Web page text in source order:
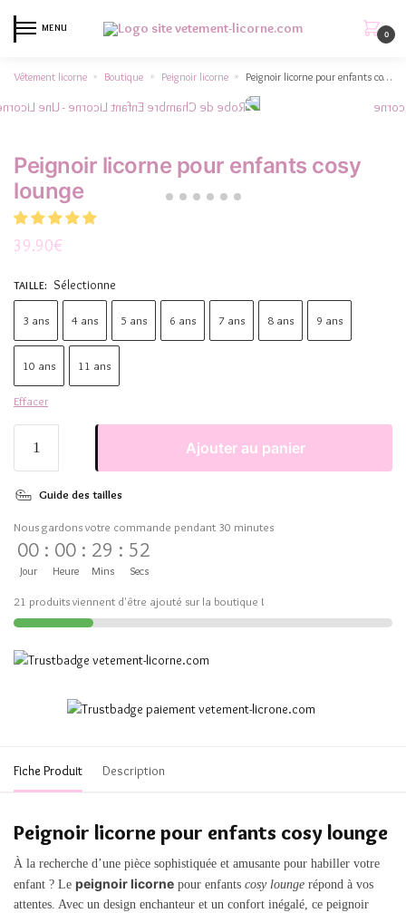
MENU
0
Vêtement licorne » Boutique » Peignoir licorne » Peignoir licorne pour enfants cosy lounge
Peignoir licorne pour enfants cosy
lounge
39.90€
TAILLE: Sélectionne
3 ans 4 ans 5 ans 6 ans 7 ans 8 ans 9 ans
10 ans 11 ans
Effacer
Ajouter au panier
Guide des tailles
Nous gardons votre commande pendant 30 minutes
00
Jour
: 00
Heure
: 29
Mins
: 51
Secs
21 produits viennent d'être ajouté sur la boutique !
Fiche Produit Description
Peignoir licorne pour enfants cosy lounge
À la recherche d’une pièce sophistiquée et amusante pour habiller votre
enfant ? Le peignoir licorne pour enfants cosy lounge répond à vos
attentes. Avec un design enchanteur et un confort inégalé, ce peignoir